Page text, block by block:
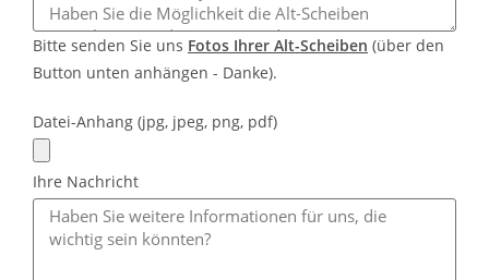
Bitte senden Sie uns Fotos Ihrer Alt-Scheiben (über den
Button unten anhängen - Danke).
Datei-Anhang (jpg, jpeg, png, pdf)
Ihre Nachricht